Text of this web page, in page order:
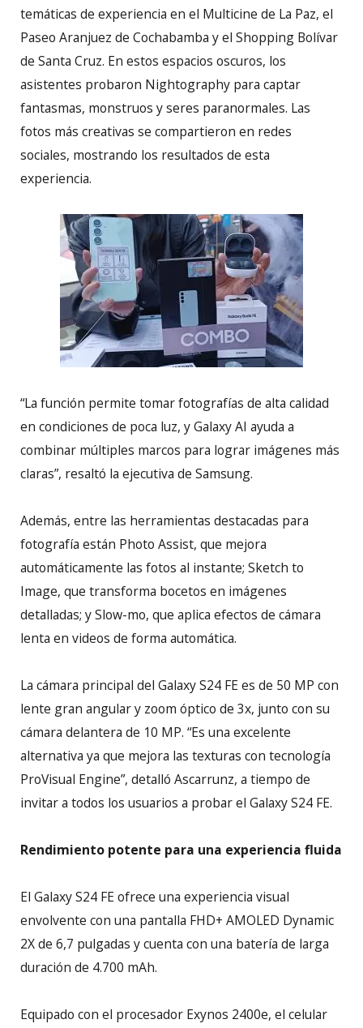
temáticas de experiencia en el Multicine de La Paz, el
Paseo Aranjuez de Cochabamba y el Shopping Bolívar
de Santa Cruz. En estos espacios oscuros, los
asistentes probaron Nightography para captar
fantasmas, monstruos y seres paranormales. Las
fotos más creativas se compartieron en redes
sociales, mostrando los resultados de esta
experiencia.
“La función permite tomar fotografías de alta calidad
en condiciones de poca luz, y Galaxy AI ayuda a
combinar múltiples marcos para lograr imágenes más
claras”, resaltó la ejecutiva de Samsung.
Además, entre las herramientas destacadas para
fotografía están Photo Assist, que mejora
automáticamente las fotos al instante; Sketch to
Image, que transforma bocetos en imágenes
detalladas; y Slow-mo, que aplica efectos de cámara
lenta en videos de forma automática.
La cámara principal del Galaxy S24 FE es de 50 MP con
lente gran angular y zoom óptico de 3x, junto con su
cámara delantera de 10 MP. “Es una excelente
alternativa ya que mejora las texturas con tecnología
ProVisual Engine”, detalló Ascarrunz, a tiempo de
invitar a todos los usuarios a probar el Galaxy S24 FE.
Rendimiento potente para una experiencia fluida
El Galaxy S24 FE ofrece una experiencia visual
envolvente con una pantalla FHD+ AMOLED Dynamic
2X de 6,7 pulgadas y cuenta con una batería de larga
duración de 4.700 mAh.
Equipado con el procesador Exynos 2400e, el celular